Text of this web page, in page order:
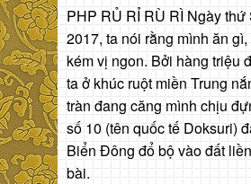
PHP RỦ RỈ RÙ RÌ Ngày thứ
2017, ta nói rằng mình ăn
kém vị ngon. Bởi hàng triệu
ta ở khúc ruột miền Trung
tràn đang căng mình chịu
số 10 (tên quốc tế Doksuri)
Biển Đông đổ bộ vào đất
bài.